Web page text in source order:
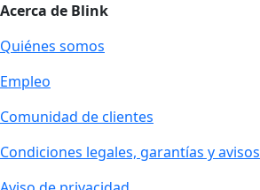
Acerca de Blink
Quiénes somos
Empleo
Comunidad de clientes
Condiciones legales, garantías y avisos